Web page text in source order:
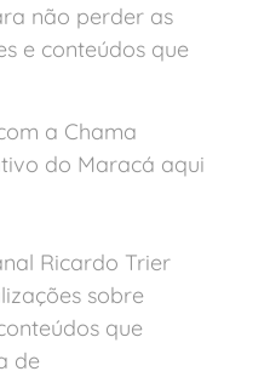
não perder as
e conteúdos que
a Chama
do Maracá aqui
Ricardo Trier
sobre
que
de